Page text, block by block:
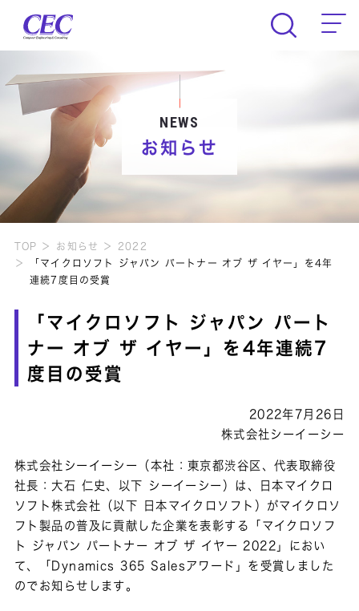
CEC Computer Engineering &
NEWS
お知らせ
TOP お知らせ
2022
「マイクロソフト ジャパン パートナー オブ ザ イヤー」を4年
連続7度目の受賞
「マイクロソフト ジャパン パート
ナー オブ ザ イヤー」を4年連続7
度目の受賞
2022年7月26日
株式会社シーイーシー
株式会社シーイーシー（本社：東京都渋谷区、代表取締役
社長：大石 仁史、以下 シーイーシー）は、日本マイクロ
ソフト株式会社（以下 日本マイクロソフト）がマイクロソ
フト製品の普及に貢献した企業を表彰する「マイクロソフ
ト ジャパン パートナー オブ ザ イヤー 2022」におい
て、「Dynamics 365 Salesアワード」を受賞しました
のでお知らせします。